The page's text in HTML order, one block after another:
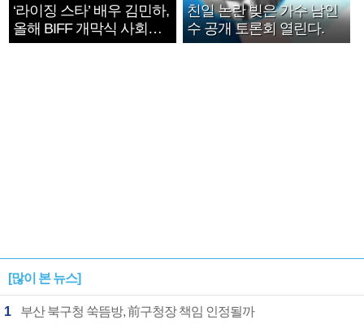
‘라이징 스타’ 배우 김민하,
올해 BIFF 개막식 사회자
확정
친일 논란 빚은 가수 남인
수 공개 토론회 열린다.
[많이 본 뉴스]
1 부산 북구청 쑥뜸방, 前구청장 책임 인정될까